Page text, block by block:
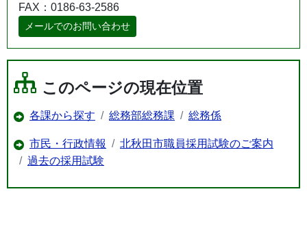
FAX：0186-63-2586
メールでのお問い合わせ
このページの現在位置
各課から探す 総務部総務課 総務係
市民・行政情報
北秋田市職員採用試験のご案内
過去の採用試験